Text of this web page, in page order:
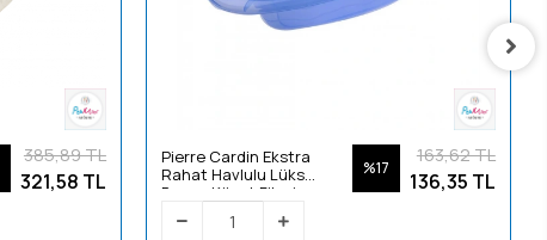
385,89 TL
321,58 TL
Pierre Cardin Ekstra
Rahat Havlulu Lüks
Banyo Küvet Filesi
%17
163,62 TL
136,35 TL